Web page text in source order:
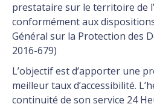
prestataire sur le territoire de
conformément aux
Général sur la Protection des
2016-679)
L’objectif est d’apporter une
meilleur taux d’accessibilité.
continuité de son service 24